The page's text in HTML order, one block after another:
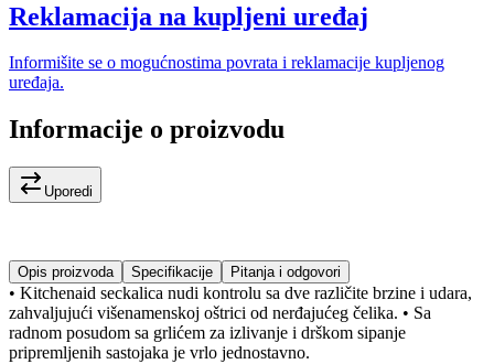
Reklamacija na kupljeni uređaj
Informišite se o mogućnostima povrata i reklamacije kupljenog
uređaja.
Informacije o proizvodu
Uporedi
Opis proizvoda Specifikacije Pitanja i odgovori
• Kitchenaid seckalica nudi kontrolu sa dve različite brzine i udara,
zahvaljujući višenamenskoj oštrici od nerđajućeg čelika. • Sa
radnom posudom sa grlićem za izlivanje i drškom sipanje
pripremljenih sastojaka je vrlo jednostavno.